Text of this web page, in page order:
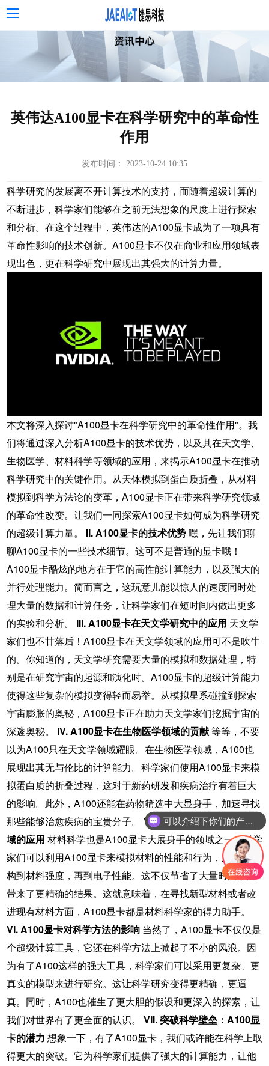
英伟达A100显卡在科学研究中的革命性
作用
发布时间： 2023-10-24 10:35
科学研究的发展离不开计算技术的支持，而随着超级计算的
不断进步，科学家们能够在之前无法想象的尺度上进行探索
和分析。在这个过程中，英伟达的A100显卡成为了一项具有
革命性影响的技术创新。A100显卡不仅在商业和应用领域表
现出色，更在科学研究中展现出其强大的计算力量。
本文将深入探讨"A100显卡在科学研究中的革命性作用"。我
们将通过深入分析A100显卡的技术优势，以及其在天文学、
生物医学、材料科学等领域的应用，来揭示A100显卡在推动
科学研究中的关键作用。从天体模拟到蛋白质折叠，从材料
模拟到科学方法论的变革，A100显卡正在带来科学研究领域
的革命性改变。让我们一同探索A100显卡如何成为科学研究
的超级计算力量。 II. A100显卡的技术优势嘿，先让我们聊
聊A100显卡的一些技术细节。这可不是普通的显卡哦！
A100显卡酷炫的地方在于它的高性能计算能力，以及强大的
并行处理能力。简而言之，这玩意儿能以惊人的速度同时处
理大量的数据和计算任务，让科学家们在短时间内做出更多
的实验和分析。 III. A100显卡在天文学研究中的应用 天文学
家们也不甘落后！A100显卡在天文学领域的应用可不是吹牛
的。你知道的，天文学研究需要大量的模拟和数据处理，特
别是在研究宇宙的起源和演化时。A100显卡的超级计算能力
使得这些复杂的模拟变得轻而易举。从模拟星系碰撞到探索
宇宙膨胀的奥秘，A100显卡正在助力天文学家们挖掘宇宙的
深邃奥秘。 IV. A100显卡在生物医学领域的贡献等等，不要
以为A100只在天文学领域耀眼。在生物医学领域，A100也
展现出其无与伦比的计算能力。科学家们使用A100显卡来模
拟蛋白质的折叠过程，这对于新药研发和疾病治疗有着巨大
的影响。此外，A100还能在药物筛选中大显身手，加速寻找
那些能够治愈疾病的宝贵分子。 V. A100显卡在材料科学领
域的应用 材料科学也是A100显卡大展身手的领域之一。科学
家们可以利用A100显卡来模拟材料的性能和行为，从纳米结
构到材料强度，再到电子性能。这不仅节省了大量时间，还
带来了更精确的结果。这就意味着，在寻找新型材料或者改
进现有材料方面，A100显卡都是材料科学家的得力助手。
VI. A100显卡对科学方法的影响当然了，A100显卡不仅仅是
个超级计算工具，它还在科学方法上掀起了不小的风浪。因
为有了A100这样的强大工具，科学家们可以采用更复杂、更
真实的模型来进行研究。这让科学研究变得更精确，更逼
真。同时，A100也催生了更大胆的假设和更深入的探索，让
我们对世界有了更全面的认识。 VII. 突破科学壁垒：A100显
卡的潜力 想象一下，有了A100显卡，我们或许能在科学上取
得更大的突破。它为科学家们提供了强大的计算能力，让他
可以介绍下你们的产品么